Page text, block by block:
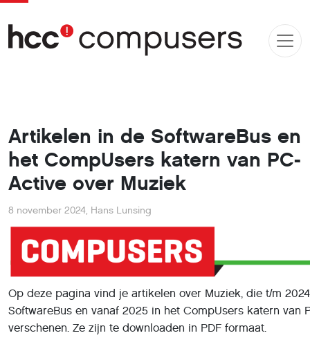
Artikelen in de SoftwareBus en
het CompUsers katern van PC-
Active over Muziek
8 november 2024, Hans Lunsing
Op deze pagina vind je artikelen over Muziek, die t/m
SoftwareBus en vanaf 2025 in het CompUsers katern van
verschenen. Ze zijn te downloaden in PDF formaat.